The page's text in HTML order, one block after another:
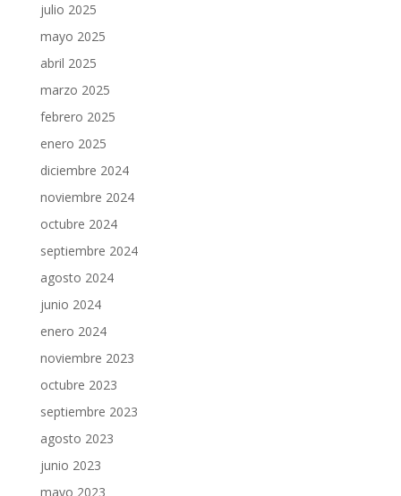
julio 2025
mayo 2025
abril 2025
marzo 2025
febrero 2025
enero 2025
diciembre 2024
noviembre 2024
octubre 2024
septiembre 2024
agosto 2024
junio 2024
enero 2024
noviembre 2023
octubre 2023
septiembre 2023
agosto 2023
junio 2023
mayo 2023